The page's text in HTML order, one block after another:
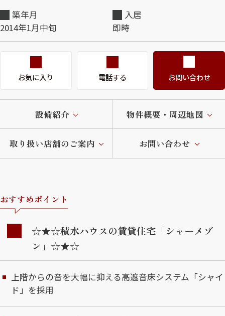
築年月
2014年1月中旬
入居
即時
お気に入り 電話する お問い合わせ
設備紹介 物件概要・周辺地図
取り扱い店舗のご案内 お問い合わせ
おすすめポイント
☆★☆積水ハウスの賃貸住宅「シャーメゾ
ン」☆★☆
上階からの音を大幅に抑える高遮音床システム「シャイ
ド」を採用